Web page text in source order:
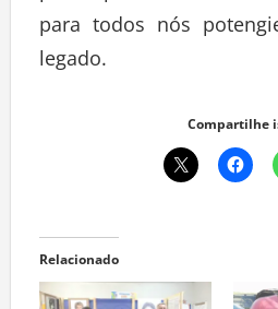
para todos nós
legado.
Compartilhe
Relacionado